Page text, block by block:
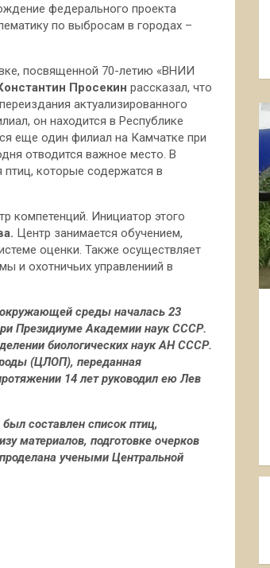
федерального проекта
по выбросам в городах –
посвященной 70-летию «ВНИИ
Просекин рассказал, что
актуализированного
он находится в Республике
еще один филиал на Камчатке при
отводится важное место. В
птиц, которые содержатся в
компетенций. Инициатор этого
Центр занимается обучением,
оценки. Также осуществляет
и охотничьих управлениий в
окружающей среды началась 23
Президиуме Академии наук СССР.
биологических наук АН СССР.
(ЦЛОП), переданная
14 лет руководил ею Лев
составлен список птиц,
материалов, подготовке очерков
учеными Центральной